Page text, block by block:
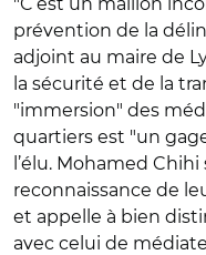
prévention de la
adjoint au maire de
la sécurité et de la
"immersion" des
quartiers est "un
l’élu. Mohamed
reconnaissance de
et appelle à bien
avec celui de